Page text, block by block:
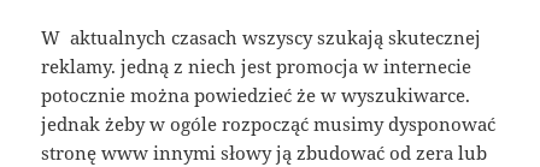
W aktualnych czasach wszyscy szukają skutecznej
reklamy. jedną z niech jest promocja w internecie
potocznie można powiedzieć że w wyszukiwarce.
jednak żeby w ogóle rozpocząć musimy dysponować
stronę www innymi słowy ją zbudować od zera lub